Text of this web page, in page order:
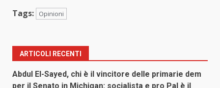
Tags: Opinioni
ARTICOLI RECENTI
Abdul El-Sayed, chi è il vincitore delle primarie dem
per il Senato in Michigan: socialista e pro Pal è il